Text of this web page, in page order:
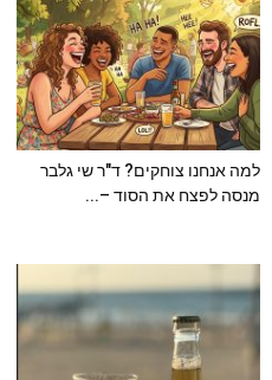
למה אנחנו צוחקים? ד"ר שי גלבר
מנסה לפצח את הסוד –...